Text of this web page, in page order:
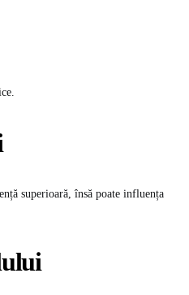
superioară, însă poate influența